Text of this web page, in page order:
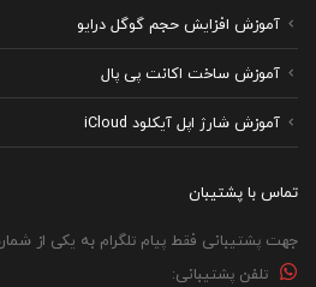
آموزش افزایش حجم گوگل درایو
آموزش ساخت اکانت پی پال
آموزش شارژ اپل آیکلود iCloud
تماس با پشتیبان
جهت پشتیبانی فقط پیام تلگرام به یکی از
تلفن پشتیبانی: